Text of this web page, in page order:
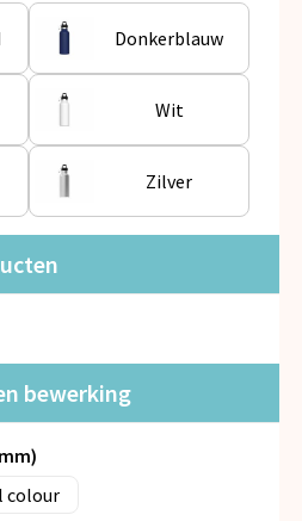
Donkerblauw
Wit
Zilver
bewerking
colour